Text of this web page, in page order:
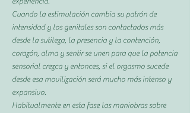
Cuando la estimulación cambia su patrón de
intensidad y los genitales son contactados más
desde la sutileza, la presencia y la contención,
corazón, alma y sentir se unen para que la potencia
sensorial crezca y entonces, si el orgasmo sucede
desde esa movilización será mucho más intenso y
expansivo.
Habitualmente en esta fase las maniobras sobre